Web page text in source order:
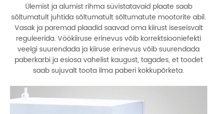
Ülemist ja alumist rihma süvistatavaid plaate saab
sõltumatult juhtida sõltumatult sõltumatute mootorite abil.
Vasak ja paremad plaadid saavad oma kiirust iseseisvalt
reguleerida. Vöökiiruse erinevus võib korrektsiooniefekti
veelgi suurendada ja kiiruse erinevus võib suurendada
paberkarbi ja esiosa vahelist kaugust, tagades, et toodet
saab sujuvalt toota ilma paberi kokkupõrketa.